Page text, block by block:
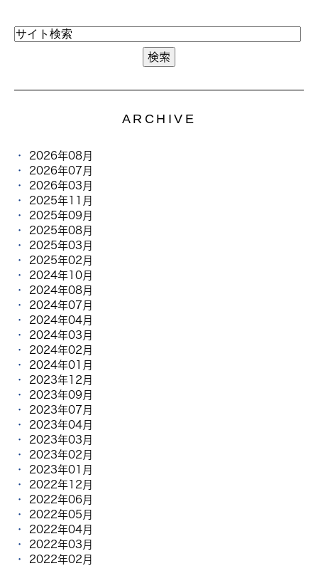
ARCHIVE
2026年08月
2026年07月
2026年03月
2025年11月
2025年09月
2025年08月
2025年03月
2025年02月
2024年10月
2024年08月
2024年07月
2024年04月
2024年03月
2024年02月
2024年01月
2023年12月
2023年09月
2023年07月
2023年04月
2023年03月
2023年02月
2023年01月
2022年12月
2022年06月
2022年05月
2022年04月
2022年03月
2022年02月